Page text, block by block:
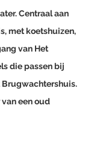
Centraal aan
met koetshuizen,
van Het
die passen bij
Brugwachtershuis.
een oud